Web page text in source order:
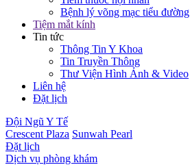
Bệnh lý võng mạc tiểu đường
Tiệm mắt kính
Tin tức
Thông Tin Y Khoa
Tin Truyền Thông
Thư Viện Hình Ảnh & Video
Liên hệ
Đặt lịch
Đội Ngũ Y Tế
Crescent Plaza Sunwah Pearl
Đặt lịch
Dịch vụ phòng khám